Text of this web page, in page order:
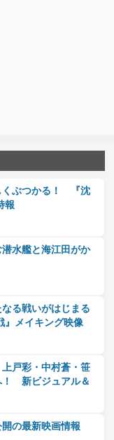
くぶつかる！ 『沈
報
潜水艦と海江田がか
なる戦いがはじまる
』メイキング映像
上戸彩・中村蒼・笹
！ 新ビジュアル＆
開の最新映画情報